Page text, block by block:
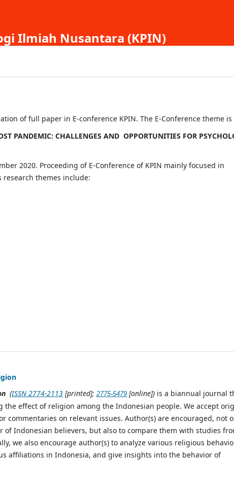
Ilmiah Nusantara (KPIN)
of full paper in E-conference KPIN. The E-Conference theme is
PANDEMIC: CHALLENGES AND OPPORTUNITIES FOR
2020. Proceeding of E-Conference of KPIN mainly focused in
research themes include:
(ISSN 2774-2113 [printed]; 2775-5479 [online]) is a biannual journal
the effect of religion among the Indonesian people. We accept
commentaries on relevant issues. Author(s) are encouraged, not
Indonesian believers, but also to compare them with studies
we also encourage author(s) to analyze various religious
affiliations in Indonesia, and give insights into the behavior of